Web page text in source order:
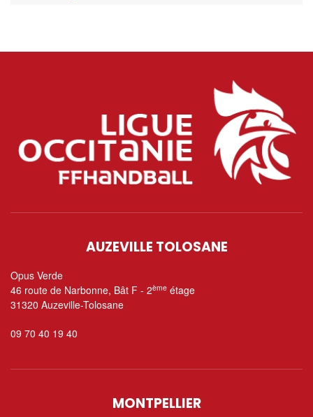
AUZEVILLE TOLOSANE
Opus Verde
46 route de Narbonne, Bât F - 2ème étage
31320 Auzeville-Tolosane
09 70 40 19 40
MONTPELLIER